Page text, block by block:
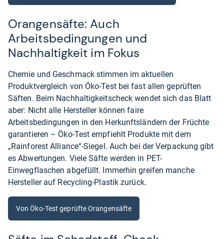
Orangensäfte: Auch
Arbeitsbedingungen und
Nachhaltigkeit im Fokus
Chemie und Geschmack stimmen im aktuellen
Produktvergleich von Öko-Test bei fast allen geprüften
Säften. Beim Nachhaltigkeitscheck wendet sich das Blatt
aber: Nicht alle Hersteller können faire
Arbeitsbedingungen in den Herkunftsländern der Früchte
garantieren – Öko-Test empfiehlt Produkte mit dem
„Rainforest Alliance“-Siegel. Auch bei der Verpackung gibt
es Abwertungen. Viele Säfte werden in PET-
Einwegflaschen abgefüllt. Immerhin greifen manche
Hersteller auf Recycling-Plastik zurück.
Von Öko-Test geprüfte Orangensäfte